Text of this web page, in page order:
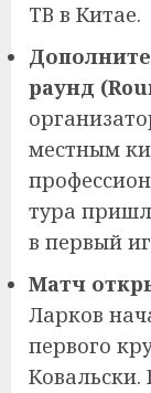
ТВ в Китае.
раунд
местным
тура
в первый
Матч
Ларков
первого